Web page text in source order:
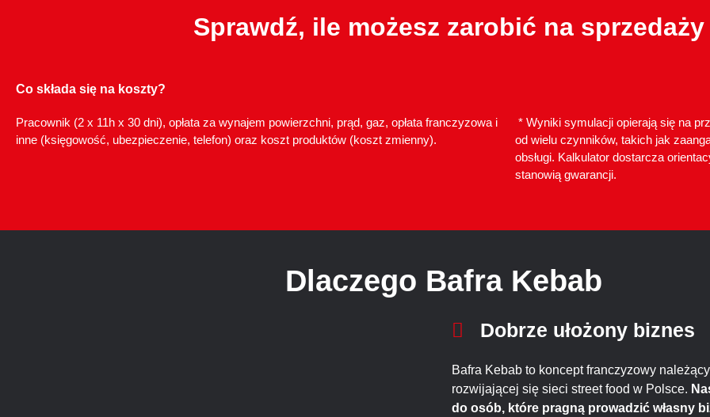
Sprawdź, ile możesz zarobić na
Co składa się na koszty?
Pracownik (2 x 11h x 30 dni), opłata za wynajem powierzchni, prąd, gaz, opłata franczyzowa i
inne (księgowość, ubezpieczenie, telefon) oraz koszt produktów (koszt zmienny).
* Wyniki symulacji opierają się na
od wielu czynników, takich jak
obsługi. Kalkulator dostarcza
stanowią gwarancji.
Dlaczego Bafra Kebab
Dobrze ułożony biznes
Bafra Kebab to koncept franczyzowy
rozwijającej się sieci street food w Polsce.
do osób, które pragną prowadzić własny